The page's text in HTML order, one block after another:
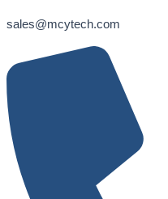
sales@mcytech.com